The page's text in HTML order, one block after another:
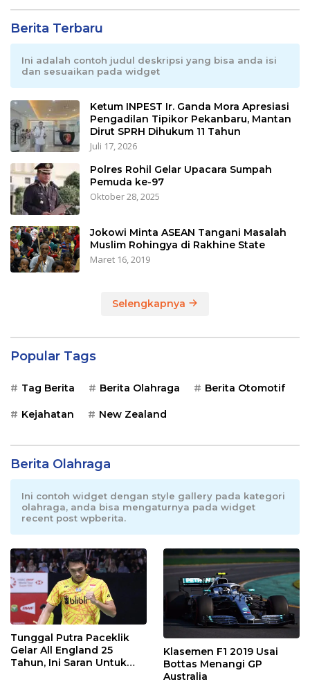
Berita Terbaru
Ini adalah contoh judul deskripsi yang bisa anda isi
dan sesuaikan pada widget
Ketum INPEST Ir. Ganda Mora Apresiasi
Pengadilan Tipikor Pekanbaru, Mantan
Dirut SPRH Dihukum 11 Tahun
Juli 17, 2026
Polres Rohil Gelar Upacara Sumpah
Pemuda ke-97
Oktober 28, 2025
Jokowi Minta ASEAN Tangani Masalah
Muslim Rohingya di Rakhine State
Maret 16, 2019
Selengkapnya
Popular Tags
Tag Berita Berita Olahraga Berita Otomotif
Kejahatan New Zealand
Berita Olahraga
Ini contoh widget dengan style gallery pada kategori
olahraga, anda bisa mengaturnya pada widget
recent post wpberita.
Tunggal Putra Paceklik
Gelar All England 25
Tahun, Ini Saran Untuk
Klasemen F1 2019 Usai
Bottas Menangi GP
Australia